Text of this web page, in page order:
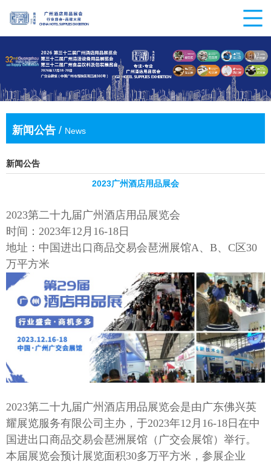
新闻公告 / News
新闻公告
2023广州酒店用品展会
2023第二十九届广州酒店用品展览会
时间： 2023年12月16-18日
地址：中国进出口商品交易会琶洲展馆A、B、C区30
万平方米
2023第二十九届广州酒店用品展览会是由广东佛兴英
耀展览服务有限公司主办，于2023年12月 16-18日在中
国进出口商品交易会琶洲展馆 （ 广交会展馆 ） 举行。
本届展览会预计展览面积30多万平方米，参展企业